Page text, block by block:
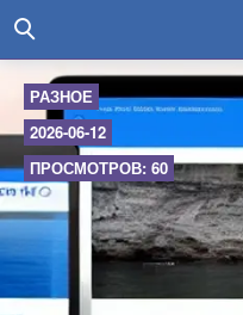
РАЗНОЕ
2026-06-12
ПРОСМОТРОВ: 60